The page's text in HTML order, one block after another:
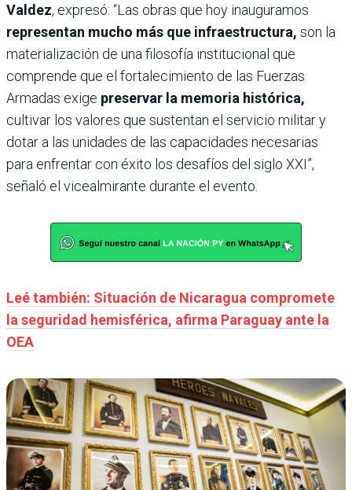
Valdez, expresó: “Las obras que hoy inauguramos
representan mucho más que infraestructura, son la
materialización de una filosofía institucional que
comprende que el fortalecimiento de las Fuerzas
Armadas exige preservar la memoria histórica,
cultivar los valores que sustentan el servicio militar y
dotar a las unidades de las capacidades necesarias
para enfrentar con éxito los desafíos del siglo XXI”,
señaló el vicealmirante durante el evento.
Leé también: Situación de Nicaragua compromete
la seguridad hemisférica, afirma Paraguay ante la
OEA